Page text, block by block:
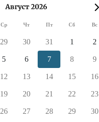
Август 2026
Ср Чт Пт Сб Вс
29 30 31 1 2
5 6 7 8 9
12 13 14 15 16
19 20 21 22 23
26 27 28 29 30